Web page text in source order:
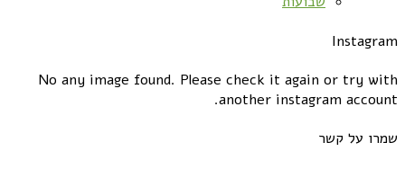
Instagram
No any image found. Please check it again or try with
another instagram account.
שמרו על קשר